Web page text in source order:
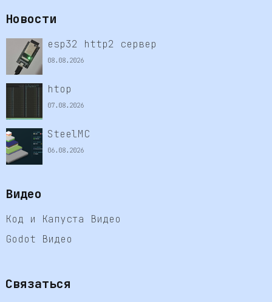
Новости
esp32 http2 сервер
08.08.2026
htop
07.08.2026
SteelMC
06.08.2026
Видео
Код и Капуста Видео
Godot Видео
Связаться